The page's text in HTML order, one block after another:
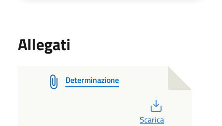
Allegati
Determinazione
Scarica